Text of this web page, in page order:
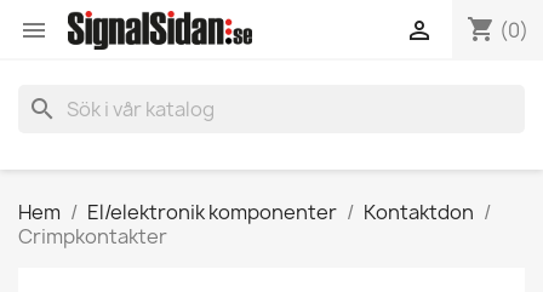
 shopping_cart (0)

search
Hem El/elektronik komponenter
Kontaktdon
Crimpkontakter